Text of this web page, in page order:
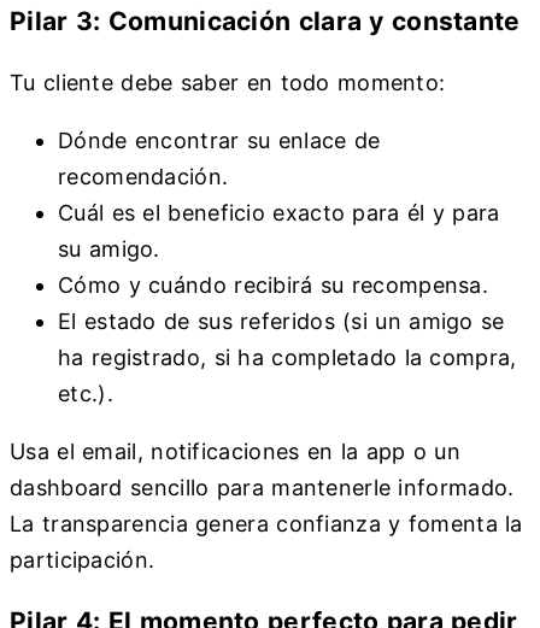
Pilar 3: Comunicación clara y constante
Tu cliente debe saber en todo momento:
Dónde encontrar su enlace de
recomendación.
Cuál es el beneficio exacto para él y para
su amigo.
Cómo y cuándo recibirá su recompensa.
El estado de sus referidos (si un amigo se
ha registrado, si ha completado la compra,
etc.).
Usa el email, notificaciones en la app o un
dashboard sencillo para mantenerle informado.
La transparencia genera confianza y fomenta la
participación.
Pilar 4: El momento perfecto para pedir